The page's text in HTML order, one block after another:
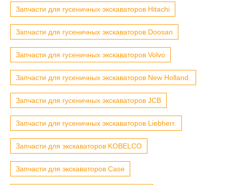
Запчасти для гусеничных экскаваторов Hitachi
Запчасти для гусеничных экскаваторов Doosan
Запчасти для гусеничных экскаваторов Volvo
Запчасти для гусеничных экскаваторов New Holland.
Запчасти для гусеничных экскаваторов JCB
Запчасти для гусеничных экскаваторов Liebherr.
Запчасти для экскаваторов KOBELCO
Запчасти для экскаваторов Case